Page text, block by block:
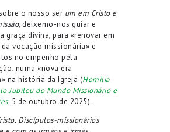
o nosso ser um em Cristo e
, deixemo-nos guiar e
graça divina, para «renovar em
vocação missionária» e
no empenho pela
numa «nova era
na história da Igreja (Homilia
Jubileu do Mundo Missionário e
, 5 de outubro de 2025).
Discípulos-missionários